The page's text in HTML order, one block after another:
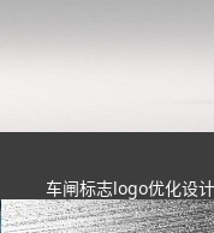
车闸标志logo优化设